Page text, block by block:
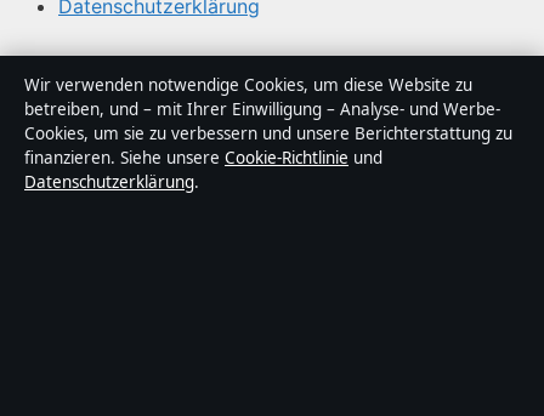
Datenschutzerklärung
Über Sacharchiv in Kürze
Sacharchiv ist ein unabhängiger digitaler
Nachrichtenanbieter mit Fokus auf Politik, Wirtschaft,
Technik und Gesellschaft in Deutschland. Jeder Artikel
Wir verwenden notwendige Cookies, um diese Website zu
betreiben, und – mit Ihrer Einwilligung – Analyse- und Werbe-
Cookies, um sie zu verbessern und unsere Berichterstattung zu
finanzieren. Siehe unsere Cookie-Richtlinie und
Datenschutzerklärung.